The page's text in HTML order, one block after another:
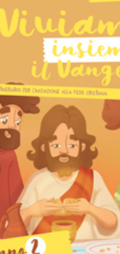
AGGIUNGI AL CARRELLO